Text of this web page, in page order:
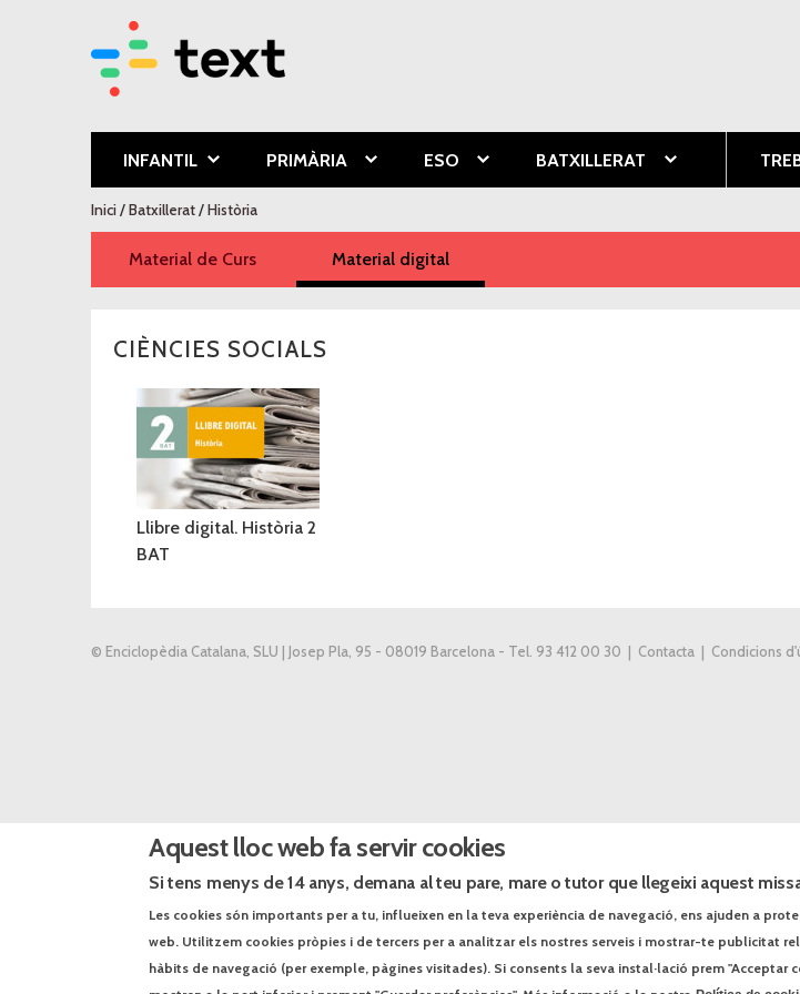
INFANTIL PRIMÀRIA ESO BATXILLERAT
Esteu aquí
Inici/Batxillerat/Història
Material de Curs Material digital
CIÈNCIES SOCIALS
Llibre digital. Història 2
BAT
© Enciclopèdia Catalana, SLU | Josep Pla, 95 - 08019 Barcelona - Tel. 93 412 00 30 | Contacta Condicions
Aquest lloc web fa servir cookies
Si tens menys de 14 anys, demana al teu pare, mare o tutor que llegeixi aquest
Les cookies són importants per a tu, influeixen en la teva experiència de navegació, ens ajuden a
web. Utilitzem cookies pròpies i de tercers per a analitzar els nostres serveis i mostrar-te publicitat
hàbits de navegació (per exemple, pàgines visitades). Si consents la seva instal·lació prem